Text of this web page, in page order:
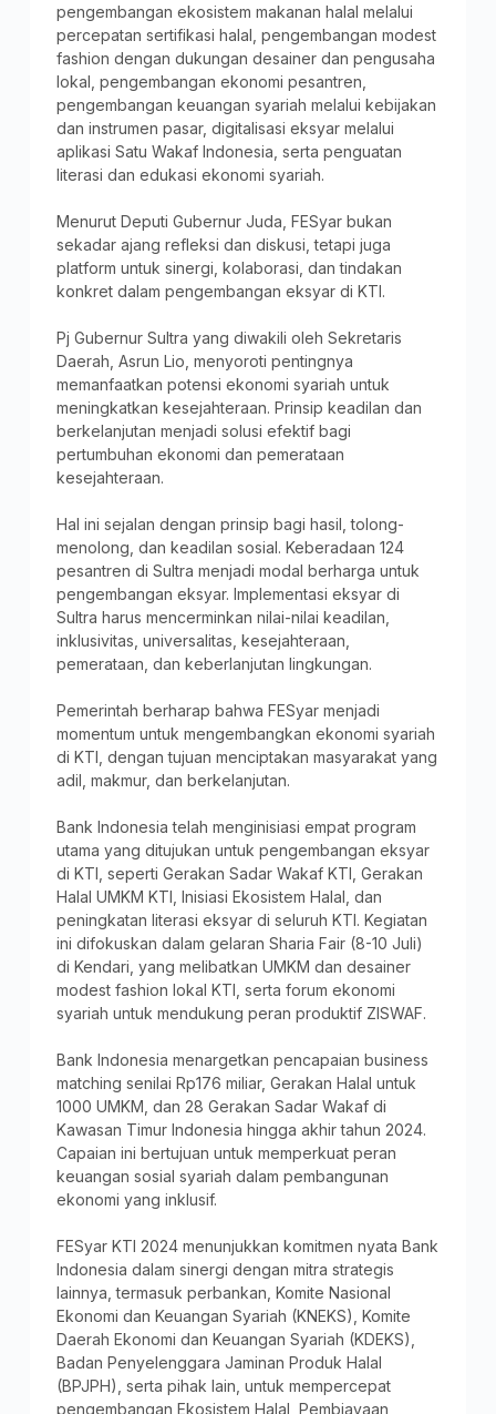
pengembangan ekosistem makanan halal melalui
percepatan sertifikasi halal, pengembangan modest
fashion dengan dukungan desainer dan pengusaha
lokal, pengembangan ekonomi pesantren,
pengembangan keuangan syariah melalui kebijakan
dan instrumen pasar, digitalisasi eksyar melalui
aplikasi Satu Wakaf Indonesia, serta penguatan
literasi dan edukasi ekonomi syariah.
Menurut Deputi Gubernur Juda, FESyar bukan
sekadar ajang refleksi dan diskusi, tetapi juga
platform untuk sinergi, kolaborasi, dan tindakan
konkret dalam pengembangan eksyar di KTI.
Pj Gubernur Sultra yang diwakili oleh Sekretaris
Daerah, Asrun Lio, menyoroti pentingnya
memanfaatkan potensi ekonomi syariah untuk
meningkatkan kesejahteraan. Prinsip keadilan dan
berkelanjutan menjadi solusi efektif bagi
pertumbuhan ekonomi dan pemerataan
kesejahteraan.
Hal ini sejalan dengan prinsip bagi hasil, tolong-
menolong, dan keadilan sosial. Keberadaan 124
pesantren di Sultra menjadi modal berharga untuk
pengembangan eksyar. Implementasi eksyar di
Sultra harus mencerminkan nilai-nilai keadilan,
inklusivitas, universalitas, kesejahteraan,
pemerataan, dan keberlanjutan lingkungan.
Pemerintah berharap bahwa FESyar menjadi
momentum untuk mengembangkan ekonomi syariah
di KTI, dengan tujuan menciptakan masyarakat yang
adil, makmur, dan berkelanjutan.
Bank Indonesia telah menginisiasi empat program
utama yang ditujukan untuk pengembangan eksyar
di KTI, seperti Gerakan Sadar Wakaf KTI, Gerakan
Halal UMKM KTI, Inisiasi Ekosistem Halal, dan
peningkatan literasi eksyar di seluruh KTI. Kegiatan
ini difokuskan dalam gelaran Sharia Fair (8-10 Juli)
di Kendari, yang melibatkan UMKM dan desainer
modest fashion lokal KTI, serta forum ekonomi
syariah untuk mendukung peran produktif ZISWAF.
Bank Indonesia menargetkan pencapaian business
matching senilai Rp176 miliar, Gerakan Halal untuk
1000 UMKM, dan 28 Gerakan Sadar Wakaf di
Kawasan Timur Indonesia hingga akhir tahun 2024.
Capaian ini bertujuan untuk memperkuat peran
keuangan sosial syariah dalam pembangunan
ekonomi yang inklusif.
FESyar KTI 2024 menunjukkan komitmen nyata Bank
Indonesia dalam sinergi dengan mitra strategis
lainnya, termasuk perbankan, Komite Nasional
Ekonomi dan Keuangan Syariah (KNEKS), Komite
Daerah Ekonomi dan Keuangan Syariah (KDEKS),
Badan Penyelenggara Jaminan Produk Halal
(BPJPH), serta pihak lain, untuk mempercepat
pengembangan Ekosistem Halal, Pembiayaan